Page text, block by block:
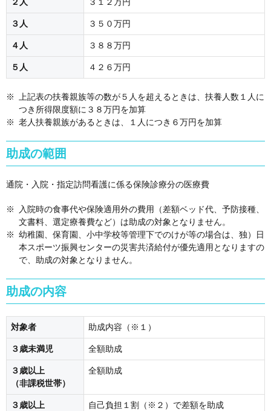
２人 ３１２万円
３人 ３５０万円
４人 ３８８万円
５人 ４２６万円
上記表の扶養親族等の数が５人を超えるときは、扶養人数１人に
つき所得限度額に３８万円を加算
老人扶養親族があるときは、１人につき６万円を加算
助成の範囲
通院・入院・指定訪問看護に係る保険診療分の医療費
入院時の食事代や保険適用外の費用（差額ベッド代、予防接種、
文書料、選定療養費など）は助成の対象となりません。
幼稚園、保育園、小中学校等管理下でのけが等の場合は、独）日
本スポーツ振興センターの災害共済給付が優先適用となりますの
で、助成の対象となりません。
助成の内容
対象者 助成内容（※１）
３歳未満児 全額助成
３歳以上
（非課税世帯）
全額助成
３歳以上
自己負担１割（※２）で差額を助成